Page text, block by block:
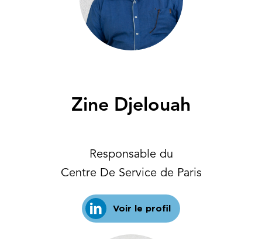
Zine Djelouah
Responsable du
Centre De Service de Paris
Voir le profil